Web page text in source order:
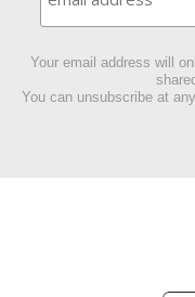
Your email address will
You can unsubscribe at